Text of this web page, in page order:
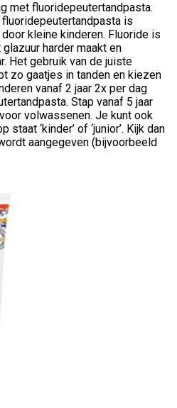
met fluoridepeutertandpasta.
is
kleine kinderen. Fluoride is
harder maakt en
Het gebruik van de juiste
zo gaatjes in tanden en kiezen
vanaf 2 jaar 2x per dag
Stap vanaf 5 jaar
volwassenen. Je kunt ook
‘kinder’ of ‘junior’. Kijk dan
aangegeven (bijvoorbeeld